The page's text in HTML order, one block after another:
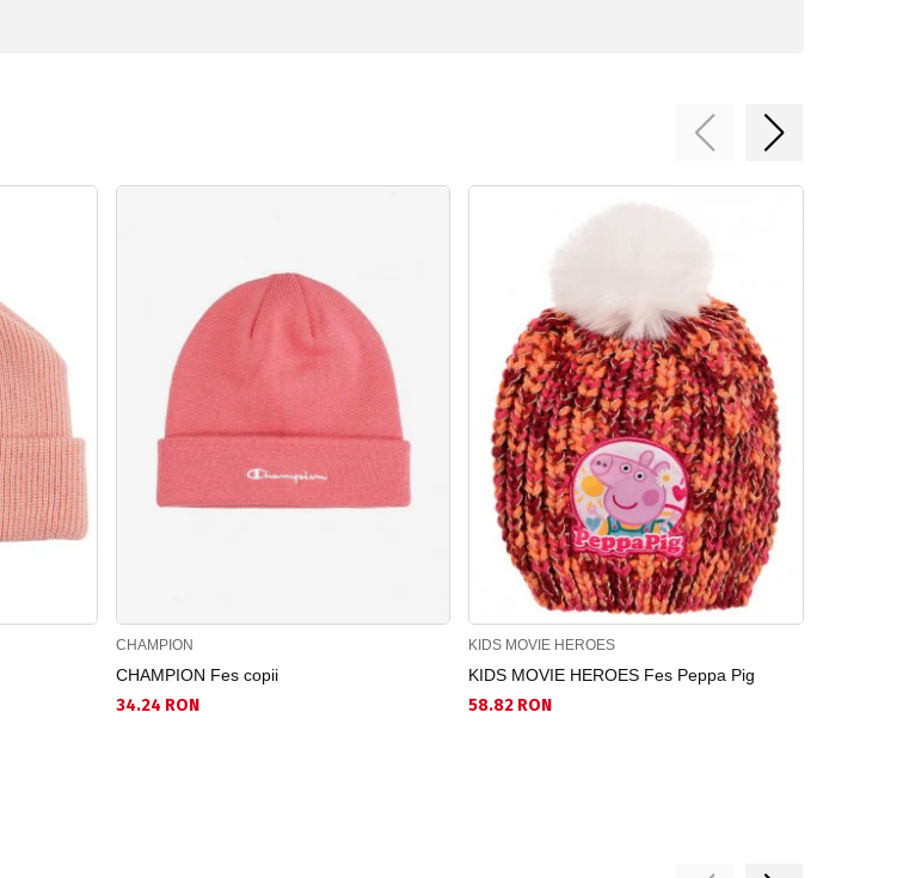
CHAMPION
CHAMPION Fes copii
34.24 RON
KIDS MOVIE HEROES
KIDS MOVIE HEROES Fes Peppa Pig
58.82 RON